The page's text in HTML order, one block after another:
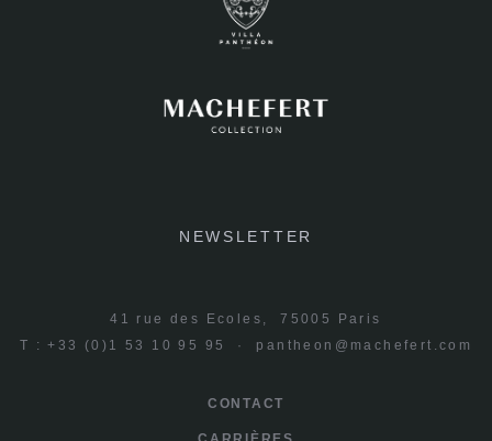
NEWSLETTER
CONTACT
41 rue des Ecoles, 75005 Paris
T : +33 (0)1 53 10 95 95 · pantheon@machefert.com